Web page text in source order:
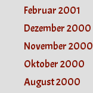
Februar 2001
Dezember 2000
November 2000
Oktober 2000
August 2000